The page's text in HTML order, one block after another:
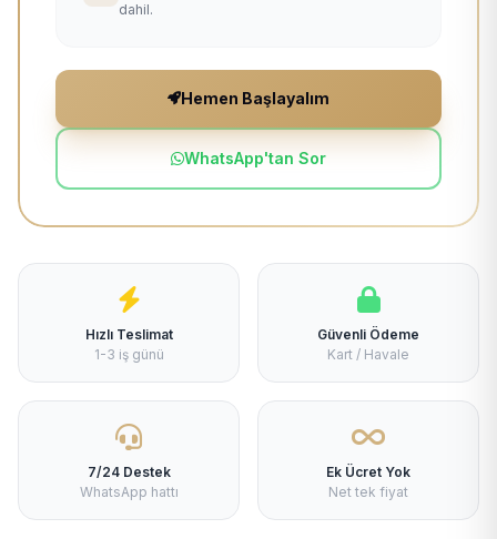
dahil.
Hemen Başlayalım
WhatsApp'tan Sor
Hızlı Teslimat
1-3 iş günü
Güvenli Ödeme
Kart / Havale
7/24 Destek
WhatsApp hattı
Ek Ücret Yok
Net tek fiyat